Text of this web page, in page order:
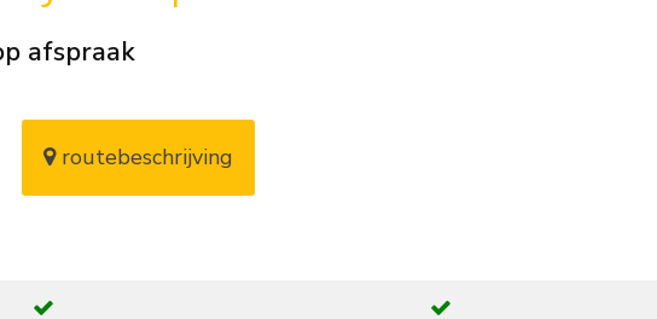
afspraak
routebeschrijving